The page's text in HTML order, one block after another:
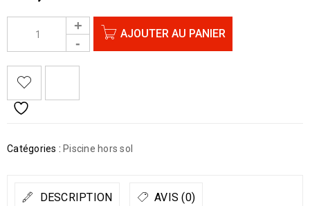
AJOUTER AU PANIER
Catégories : Piscine hors sol
DESCRIPTION AVIS (0)